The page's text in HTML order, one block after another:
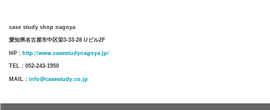
case study shop nagoya
愛知県名古屋市中区栄3-33-28 Uビル2F
HP : http://www.casestudynagoya.jp/
TEL : 052-243-1950
MAIL : info@casestudy.co.jp